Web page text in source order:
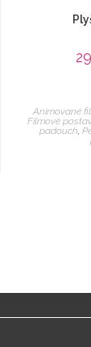
Animované
Filmové
padouch,